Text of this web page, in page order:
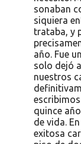
sonaban
siquiera
trataba, y
año. Fue
solo dejó
nuestros
quince
de vida.
exitosa